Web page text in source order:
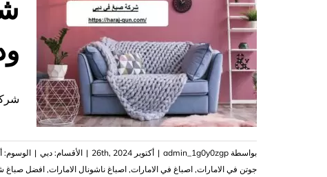
شركة صبغ في
بواسطة admin_1g0y0zgp
| أكتوبر 26th, 2024 | الأقسام: دبي | الوسوم:
جوتن في الامارات, اصباغ في الامارات, اصباغ ناشونال الامارات,افضل صباغ